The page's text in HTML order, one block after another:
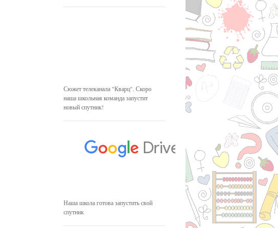
Сюжет телеканала "Кварц". Скоро
наша школьная команда запустит
новый спутник!
Наша школа готова запустить свой
спутник